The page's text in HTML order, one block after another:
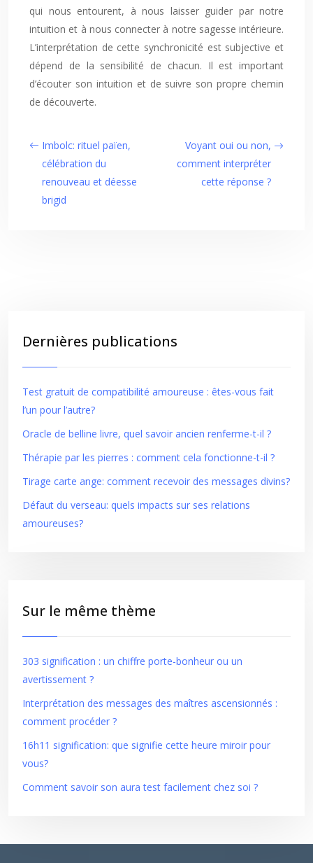
qui nous entourent, à nous laisser guider par notre
intuition et à nous connecter à notre sagesse intérieure.
L’interprétation de cette synchronicité est subjective et
dépend de la sensibilité de chacun. Il est important
d’écouter son intuition et de suivre son propre chemin
de découverte.
Imbolc: rituel païen,
célébration du
renouveau et déesse
brigid
Voyant oui ou non,
comment interpréter
cette réponse ?
Dernières publications
Test gratuit de compatibilité amoureuse : êtes-vous fait
l’un pour l’autre?
Oracle de belline livre, quel savoir ancien renferme-t-il ?
Thérapie par les pierres : comment cela fonctionne-t-il ?
Tirage carte ange: comment recevoir des messages divins?
Défaut du verseau: quels impacts sur ses relations
amoureuses?
Sur le même thème
303 signification : un chiffre porte-bonheur ou un
avertissement ?
Interprétation des messages des maîtres ascensionnés :
comment procéder ?
16h11 signification: que signifie cette heure miroir pour
vous?
Comment savoir son aura test facilement chez soi ?